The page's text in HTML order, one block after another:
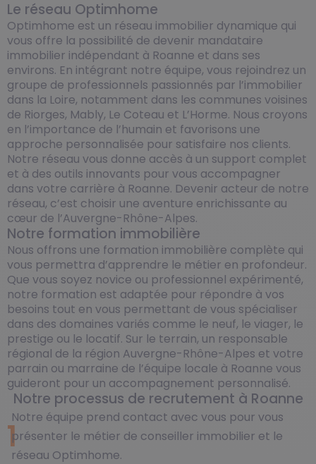
Le réseau Optimhome
Optimhome est un réseau immobilier dynamique qui
vous offre la possibilité de devenir mandataire
immobilier indépendant à Roanne et dans ses
environs. En intégrant notre équipe, vous rejoindrez un
groupe de professionnels passionnés par l’immobilier
dans la Loire, notamment dans les communes voisines
de Riorges, Mably, Le Coteau et L’Horme. Nous croyons
en l’importance de l’humain et favorisons une
approche personnalisée pour satisfaire nos clients.
Notre réseau vous donne accès à un support complet
et à des outils innovants pour vous accompagner
dans votre carrière à Roanne. Devenir acteur de notre
réseau, c’est choisir une aventure enrichissante au
cœur de l’Auvergne-Rhône-Alpes.
Notre formation immobilière
Nous offrons une formation immobilière complète qui
vous permettra d’apprendre le métier en profondeur.
Que vous soyez novice ou professionnel expérimenté,
notre formation est adaptée pour répondre à vos
besoins tout en vous permettant de vous spécialiser
dans des domaines variés comme le neuf, le viager, le
prestige ou le locatif. Sur le terrain, un responsable
régional de la région Auvergne-Rhône-Alpes et votre
parrain ou marraine de l’équipe locale à Roanne vous
guideront pour un accompagnement personnalisé.
Notre processus de recrutement à Roanne
1Notre équipe prend contact avec vous pour vous
présenter le métier de conseiller immobilier et le
réseau Optimhome.